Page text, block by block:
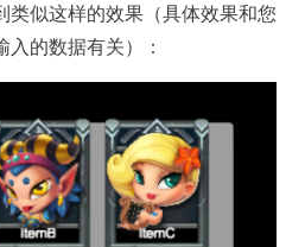
类似这样的效果（具体效果和您
的数据有关）：